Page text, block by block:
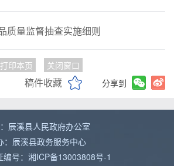
质量监督抽查实施细则
打印本页 关闭窗口
稿件收藏 分享到
辰溪县人民政府办公室
：辰溪县政务服务中心
编号：湘ICP备13003808号-1